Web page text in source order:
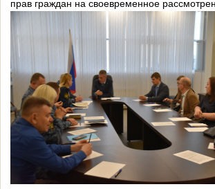
прав граждан на своевременное